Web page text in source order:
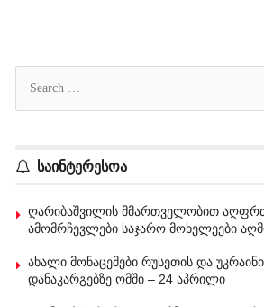
საინტერესოა
ღარიბაშვილის მმართველობით
ამომრჩევლები საჯარო მოხელეები
ახალი მონაცემები რუსეთის და
დანაკარგებზე ომში – 24 აპრილი